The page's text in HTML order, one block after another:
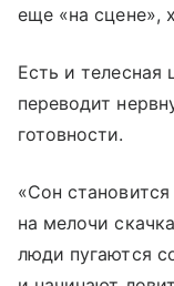
еще «на сцене»,
Есть и телесная
переводит
готовности.
«Сон
на мелочи
люди пугаются